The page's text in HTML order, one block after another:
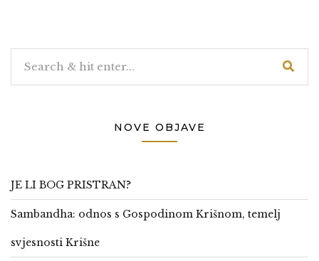
NOVE OBJAVE
JE LI BOG PRISTRAN?
Sambandha: odnos s Gospodinom Krišnom, temelj
svjesnosti Krišne